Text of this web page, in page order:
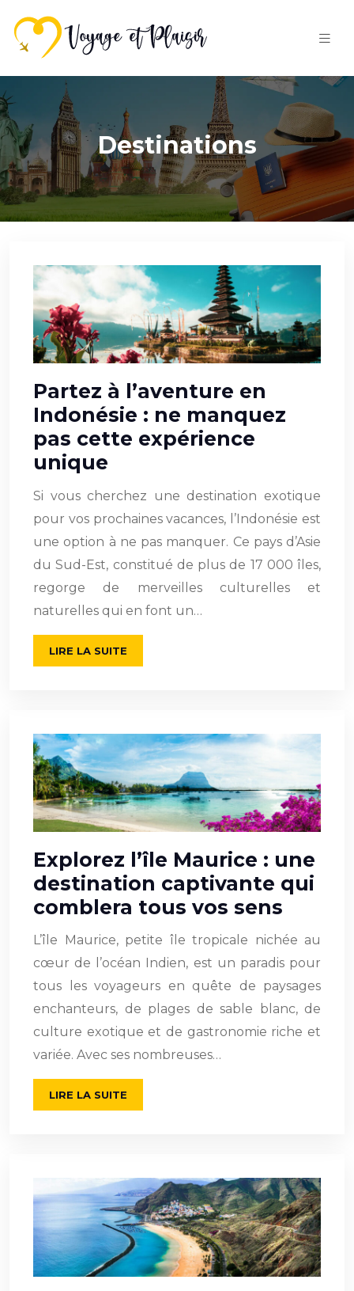
Destinations
Partez à l’aventure en
Indonésie : ne manquez
pas cette expérience
unique
Si vous cherchez une destination exotique
pour vos prochaines vacances, l’Indonésie est
une option à ne pas manquer. Ce pays d’Asie
du Sud-Est, constitué de plus de 17 000 îles,
regorge de merveilles culturelles et
naturelles qui en font un…
LIRE LA SUITE
Explorez l’île Maurice : une
destination captivante qui
comblera tous vos sens
L’île Maurice, petite île tropicale nichée au
cœur de l’océan Indien, est un paradis pour
tous les voyageurs en quête de paysages
enchanteurs, de plages de sable blanc, de
culture exotique et de gastronomie riche et
variée. Avec ses nombreuses…
LIRE LA SUITE